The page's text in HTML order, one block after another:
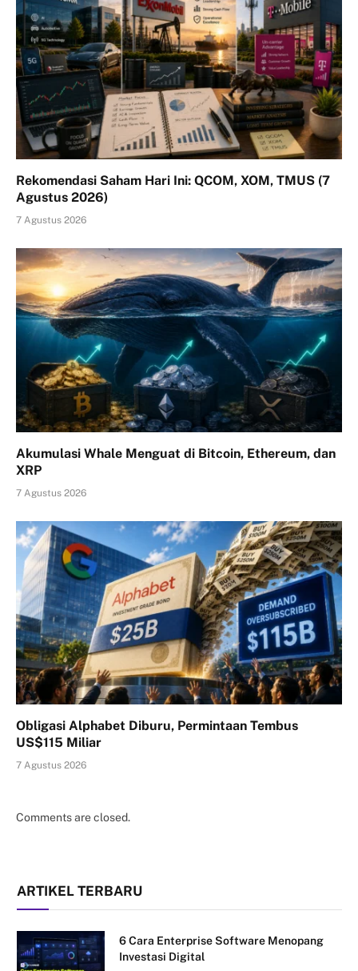
Rekomendasi Saham Hari Ini: QCOM, XOM, TMUS (7
Agustus 2026)
7 Agustus 2026
Akumulasi Whale Menguat di Bitcoin, Ethereum, dan
XRP
7 Agustus 2026
Obligasi Alphabet Diburu, Permintaan Tembus
US$115 Miliar
7 Agustus 2026
Comments are closed.
ARTIKEL TERBARU
6 Cara Enterprise Software Menopang
Investasi Digital